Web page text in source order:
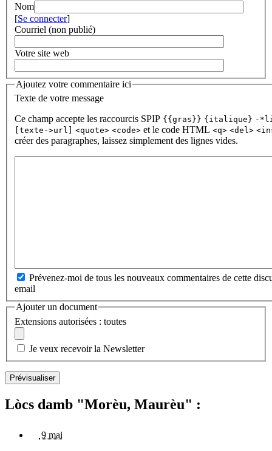
Nom
[Se connecter]
Courriel (non publié)
Votre site web
Ajoutez votre commentaire ici
Texte de votre message
Ce champ accepte les raccourcis SPIP {{gras}} {italique} -
[texte->url]
<quote> <code> et le code HTML <q> <del>
créer des paragraphes, laissez simplement des lignes vides.
Prévenez-moi de tous les nouveaux commentaires de cette
email
Ajouter un document
Extensions autorisées : toutes
Je veux recevoir la Newsletter
Lòcs damb "Morèu, Maurèu" :
9 mai